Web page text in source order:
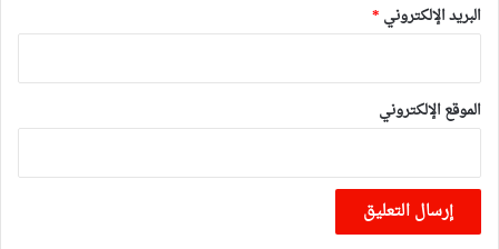
البريد الإلكتروني *
الموقع الإلكتروني